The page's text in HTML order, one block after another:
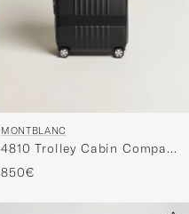
MONTBLANC
4810 Trolley Cabin Compact
Black
850€